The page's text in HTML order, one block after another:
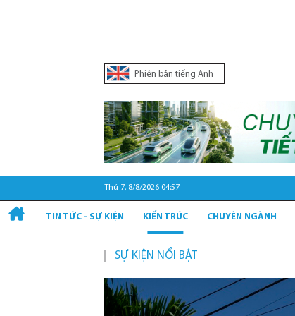
Phiên bản tiếng Anh
Thứ 7, 8/8/2026 04:57
TIN TỨC - SỰ KIỆN KIẾN TRÚC CHUYÊN NGÀNH
SỰ KIỆN NỔI BẬT